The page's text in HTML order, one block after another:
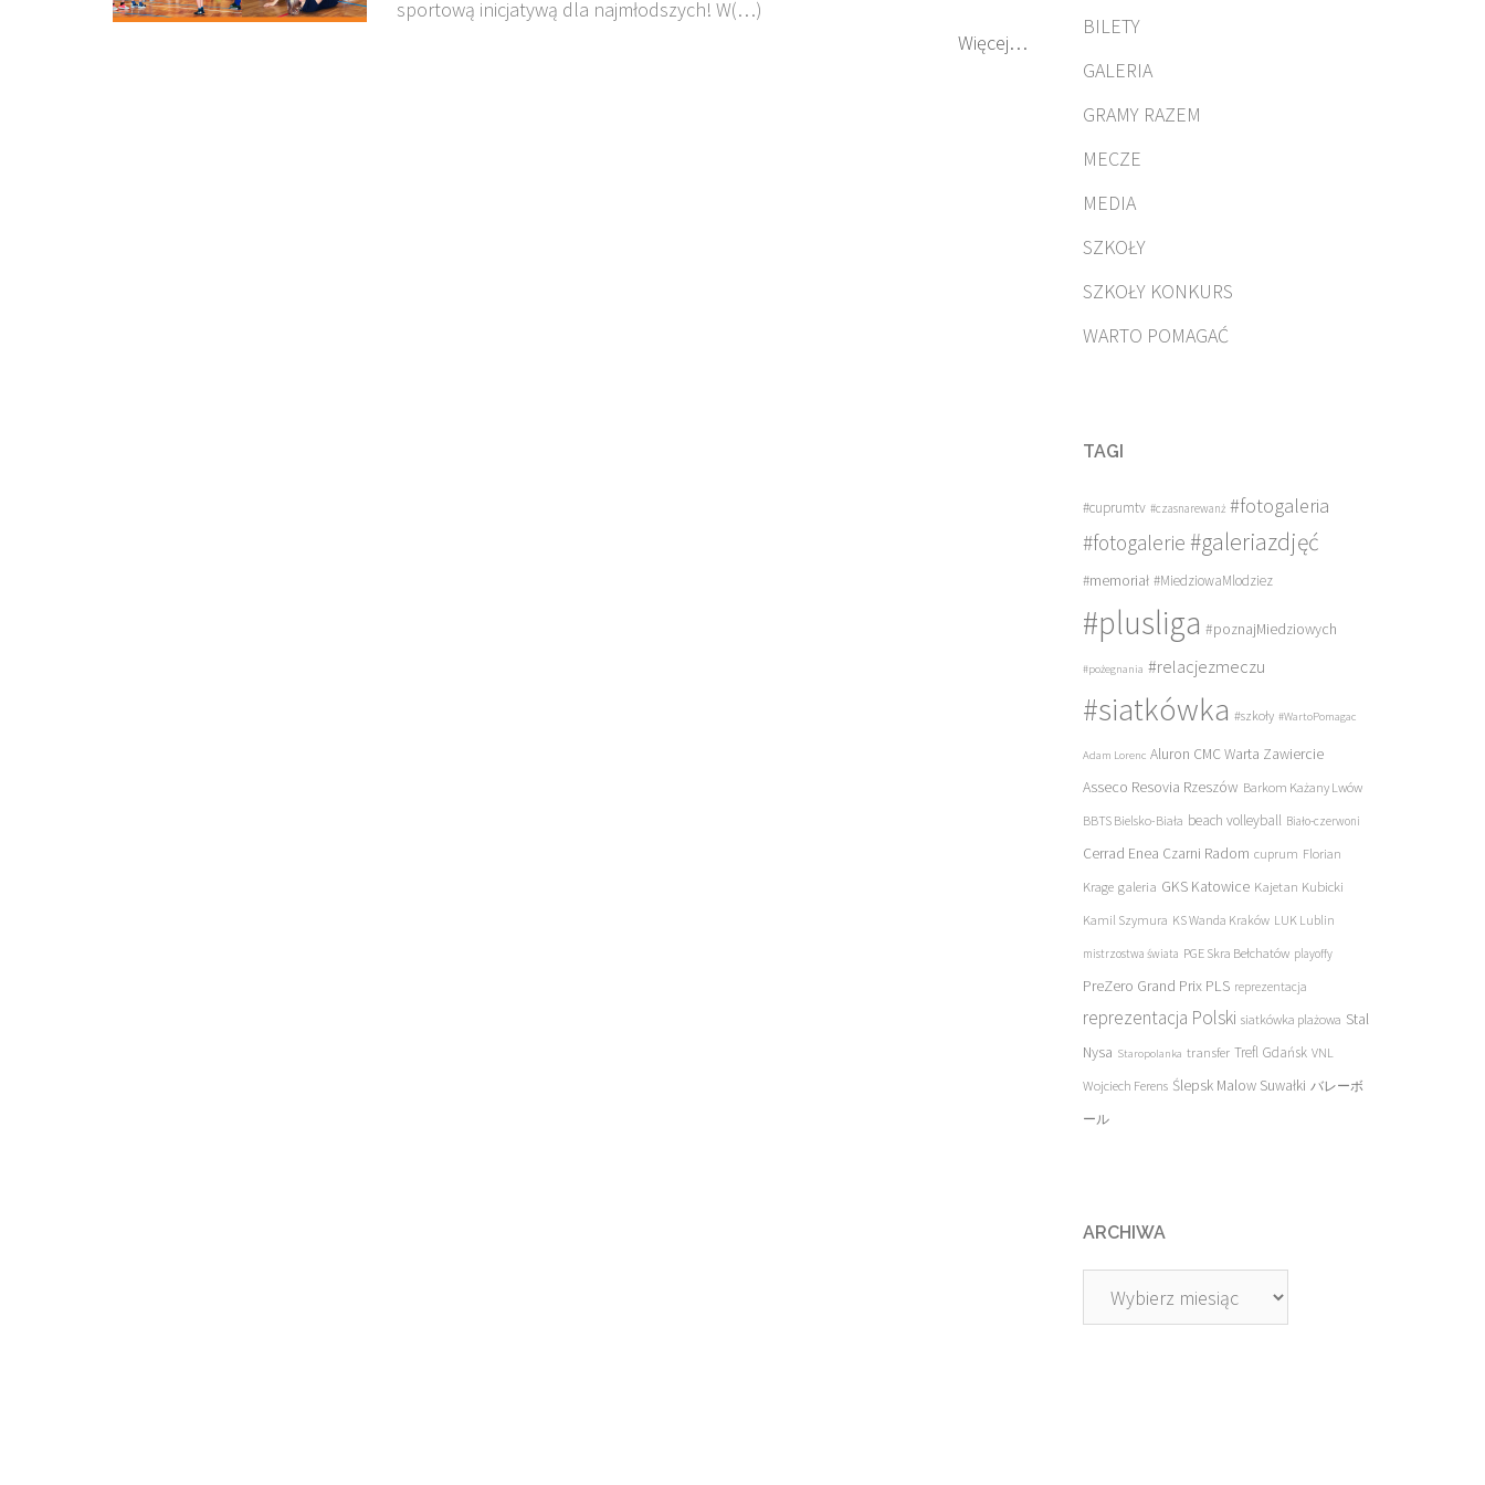
sportową inicjatywą dla najmłodszych! W(…)
Więcej…
BILETY
GALERIA
GRAMY RAZEM
MECZE
MEDIA
SZKOŁY
SZKOŁY KONKURS
WARTO POMAGAĆ
TAGI
#cuprumtv #czasnarewanż #fotogaleria
#fotogalerie #galeriazdjęć
#memoriał #MiedziowaMlodziez
#plusliga #poznajMiedziowych
#pożegnania #relacjezmeczu
#siatkówka #szkoły #WartoPomagac
Adam Lorenc Aluron CMC Warta Zawiercie
Asseco Resovia Rzeszów Barkom Każany Lwów
BBTS Bielsko-Biała beach volleyball Biało-czerwoni
Cerrad Enea Czarni Radom cuprum Florian
Krage galeria GKS Katowice Kajetan Kubicki
Kamil Szymura KS Wanda Kraków LUK Lublin
mistrzostwa świata PGE Skra Bełchatów playoffy
PreZero Grand Prix PLS reprezentacja
reprezentacja Polski siatkówka plażowa Stal
Nysa Staropolanka transfer Trefl Gdańsk VNL
Wojciech Ferens Ślepsk Malow Suwałki バレーボ
ール
ARCHIWA
Archiwa